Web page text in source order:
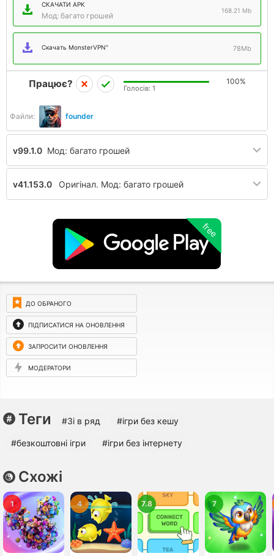
СКАЧАТИ APK
Мод: багато грошей
168.21 Mb
Скачать MonsterVPN" 78Mb
Файли: founder
Працює? 100%
Голосів: 1
v99.1.0 Мод: багато грошей
v41.153.0 Оригінал. Мод: багато грошей
free
ДО ОБРАНОГО
ПІДПИСАТИСЯ НА ОНОВЛЕННЯ
ЗАПРОСИТИ ОНОВЛЕННЯ
МОДЕРАТОРИ
Теги #3і в ряд #ігри без кешу
#безкоштовні ігри #ігри без інтернету
Схожі
1 4 7.8 7